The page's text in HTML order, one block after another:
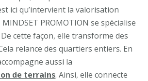
ici qu’intervient la valorisation
PROMOTION se spécialise
cette façon, elle transforme des
relance des quartiers entiers. En
aussi la
de terrains. Ainsi, elle connecte